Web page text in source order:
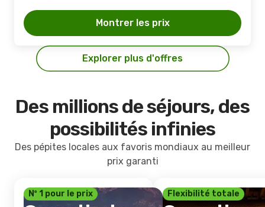
Montrer les prix
Explorer plus d'offres
Des millions de séjours, des
possibilités infinies
Des pépites locales aux favoris mondiaux au meilleur
prix garanti
Nº 1 pour le prix Flexibilité totale